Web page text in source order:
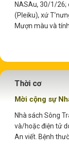
NASAu, 30/1/
(Pleiku), xứ
Mượn màu và
Thời cơ
Mời cộng sự
Nhà sách Sông
và/hoặc điện tử
An viết. Bệnh